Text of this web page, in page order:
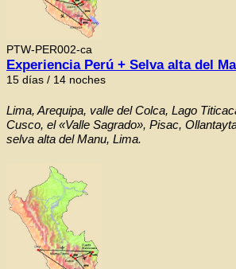
PTW-PER002-ca
Experiencia Perú + Selva alta del
15 días / 14 noches
Lima, Arequipa, valle del Colca, Lago
Cusco, el «Valle Sagrado», Pisac,
selva alta del Manu, Lima.